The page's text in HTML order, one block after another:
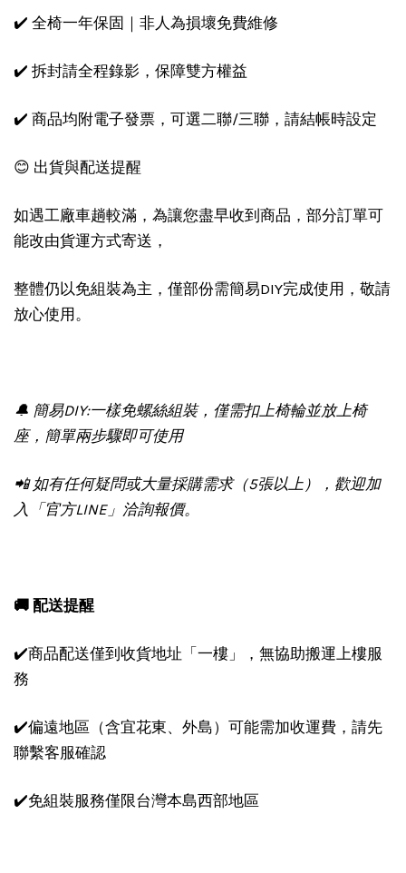
✔️ 全椅一年保固｜非人為損壞免費維修
✔️ 拆封請全程錄影，保障雙方權益
✔️ 商品均附電子發票，可選二聯/三聯，請結帳時設定
😊 出貨與配送提醒
如遇工廠車趟較滿，為讓您盡早收到商品，部分訂單可
能改由貨運方式寄送，
整體仍以免組裝為主，僅部份需簡易DIY完成使用，敬請
放心使用。
🔔 簡易DIY:一樣免螺絲組裝，僅需扣上椅輪並放上椅
座，簡單兩步驟即可使用
📲 如有任何疑問或大量採購需求（5張以上），歡迎加
入「官方LINE」洽詢報價。
🚚 配送提醒
✔️商品配送僅到收貨地址「一樓」，無協助搬運上樓服
務
✔️偏遠地區（含宜花東、外島）可能需加收運費，請先
聯繫客服確認
✔️免組裝服務僅限台灣本島西部地區